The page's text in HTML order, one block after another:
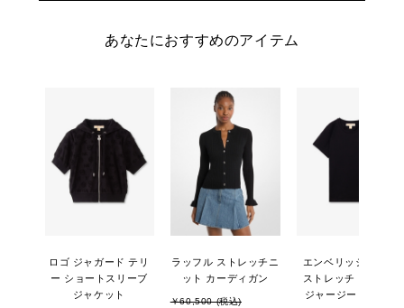
あなたにおすすめのアイテム
ロゴ ジャガード テリ
ー ショートスリーブ
ジャケット
ラッフル ストレッチニ
ット カーディガン
￥60,500 (税込)
エンベリッシュ ロゴ
ストレッチ コットン
ジャージー Tシャツ